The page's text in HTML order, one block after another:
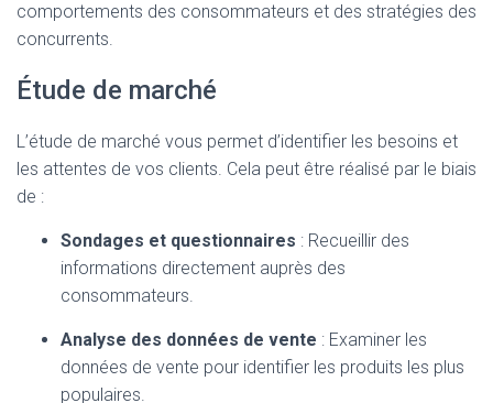
comportements des consommateurs et des stratégies des
concurrents.
Étude de marché
L’étude de marché vous permet d’identifier les besoins et
les attentes de vos clients. Cela peut être réalisé par le biais
de :
Sondages et questionnaires : Recueillir des
informations directement auprès des
consommateurs.
Analyse des données de vente : Examiner les
données de vente pour identifier les produits les plus
populaires.